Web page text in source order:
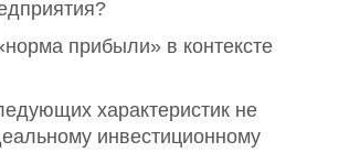
прибыли» в контексте
характеристик не
инвестиционному